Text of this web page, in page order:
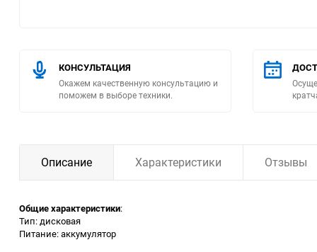
Климатическая техника
Измерительное
оборудование
Заточные станки (точила)
КОНСУЛЬТАЦИЯ
Окажем качественную консультацию и
поможем в выборе техники.
Описание Характеристики Отзывы
Общие характеристики:
Тип: дисковая
Питание: аккумулятор